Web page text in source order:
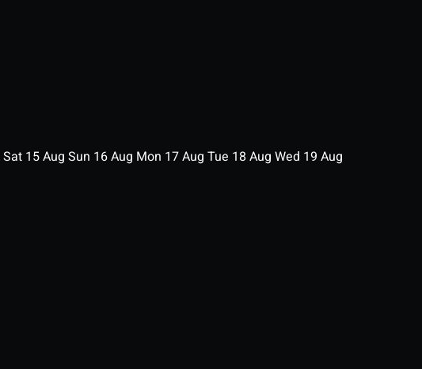
Sat 15Aug Sun 16Aug Mon 17Aug Tue 18 Aug Wed 19 Aug